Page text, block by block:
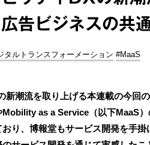
告ビジネスの共
タルトランスフォーメーション #MaaS
新潮流を取り上げる本連載の今回
Mobility as a Service（以下MaaS
おり、博報堂もサービス開発を手